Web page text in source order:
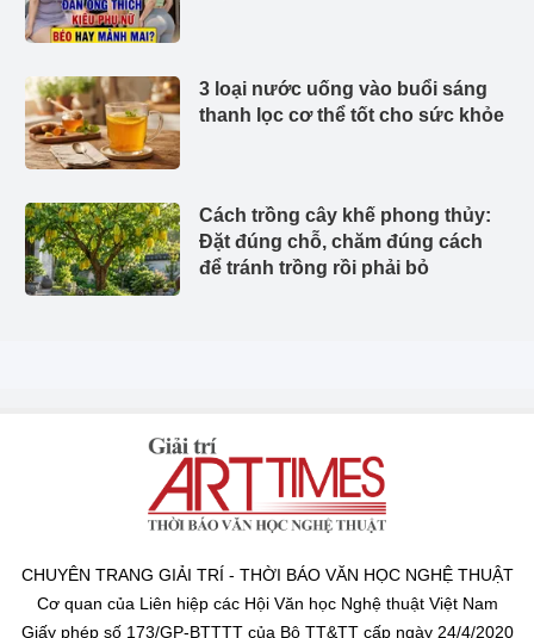
3 loại nước uống vào buổi sáng
thanh lọc cơ thể tốt cho sức khỏe
Cách trồng cây khế phong thủy:
Đặt đúng chỗ, chăm đúng cách
để tránh trồng rồi phải bỏ
CHUYÊN TRANG GIẢI TRÍ - THỜI BÁO VĂN HỌC NGHỆ THUẬT
Cơ quan của Liên hiệp các Hội Văn học Nghệ thuật Việt Nam
Giấy phép số 173/GP-BTTTT của Bộ TT&TT cấp ngày 24/4/2020